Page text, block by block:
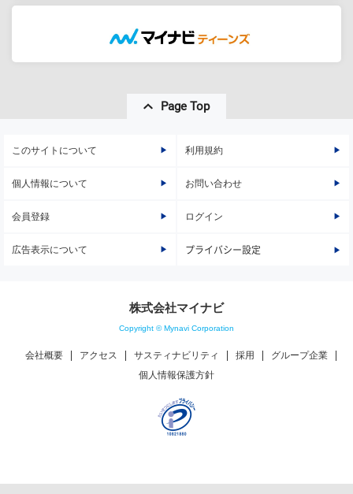
Page Top
このサイトについて 利用規約
個人情報について お問い合わせ
会員登録 ログイン
広告表示について プライバシー設定
株式会社マイナビ
Copyright © Mynavi Corporation
会社概要 アクセス サスティナビリティ 採用
グループ企業
個人情報保護方針